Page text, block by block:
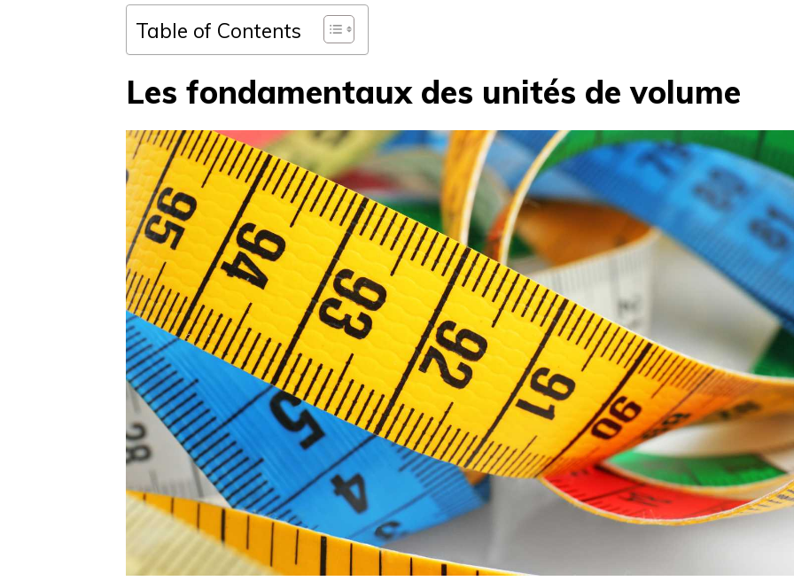
Table of Contents
Les fondamentaux des unités de volume